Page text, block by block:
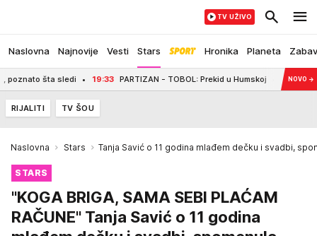
Naslovna Najnovije Vesti Stars Hronika Planeta
TV UŽIVO
šta sledi 19:33 PARTIZAN - TOBOL: Prekid u Humskoj 21:03 NOVO →
RIJALITI TV ŠOU
Naslovna Stars Tanja Savić o 11 godina mlađem dečku i svadbi,
STARS
"KOGA BRIGA, SAMA SEBI PLAĆAM
RAČUNE" Tanja Savić o 11 godina